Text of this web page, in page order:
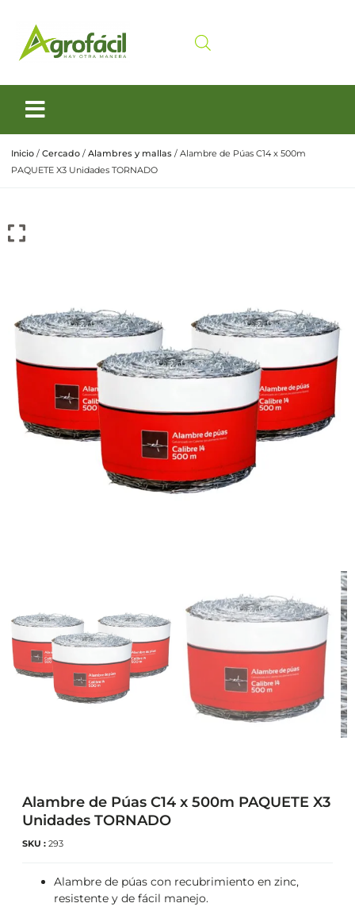
Inicio / Cercado / Alambres y mallas / Alambre de Púas C14 x 500m
PAQUETE X3 Unidades TORNADO
Alambre de Púas C14 x 500m PAQUETE X3
Unidades TORNADO
SKU : 293
Alambre de púas con recubrimiento en zinc,
resistente y de fácil manejo.